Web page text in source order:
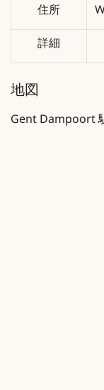
住所
詳細
地図
Gent Dampoort